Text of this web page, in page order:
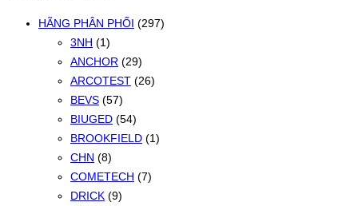
HÃNG PHÂN PHỐI (297)
3NH (1)
ANCHOR (29)
ARCOTEST (26)
BEVS (57)
BIUGED (54)
BROOKFIELD (1)
CHN (8)
COMETECH (7)
DRICK (9)